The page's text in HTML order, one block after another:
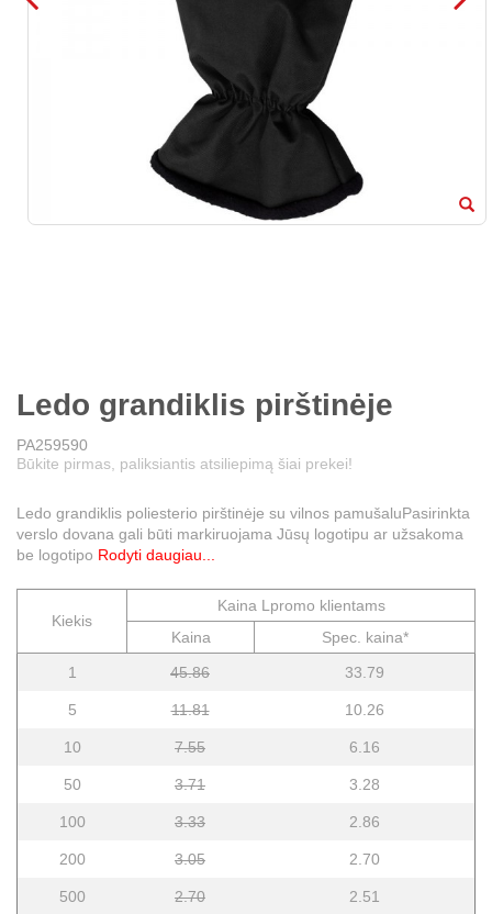
Ledo grandiklis pirštinėje
PA259590
Būkite pirmas, paliksiantis atsiliepimą šiai prekei!
Ledo grandiklis poliesterio pirštinėje su vilnos pamušaluPasirinkta
verslo dovana gali būti markiruojama Jūsų logotipu ar užsakoma
be logotipo Rodyti daugiau...
Kiekis
Kaina Lpromo klientams
Kaina
Spec. kaina*
1
45.86 33.79
5 11.81 10.26
10 7.55 6.16
50 3.71 3.28
100 3.33 2.86
200 3.05 2.70
500 2.70 2.51